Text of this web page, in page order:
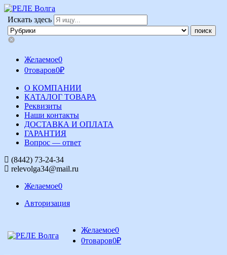
Искать здесь
Желаемое0
0товаров0₽
О КОМПАНИИ
КАТАЛОГ ТОВАРА
Реквизиты
Наши контакты
ДОСТАВКА И ОПЛАТА
ГАРАНТИЯ
Вопрос — ответ
(8442) 73-24-34
relevolga34@mail.ru
Желаемое0
Авторизация
Желаемое0
0товаров0₽